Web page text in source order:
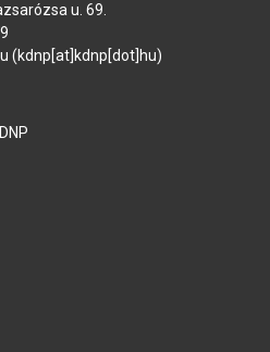
u. 69.
(kdnp[at]kdnp[dot]hu)